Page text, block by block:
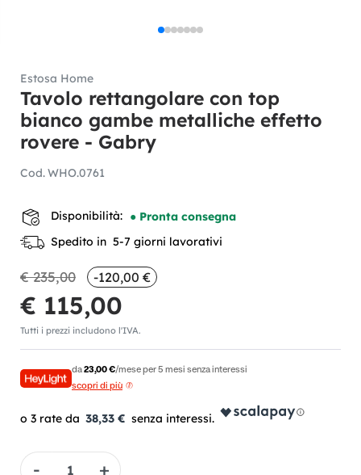
Estosa Home
Tavolo rettangolare con top
bianco gambe metalliche effetto
rovere - Gabry
Cod.WHO.0761
Disponibilità: ● Pronta consegna
Spedito in 5-7 giorni lavorativi
€ 235,00 -120,00 €
€ 115,00
Tutti i prezzi includono l'IVA.
da23,00 €/mese per 5 mesi senza interessi
scopri di più
38,33 €
Quantità